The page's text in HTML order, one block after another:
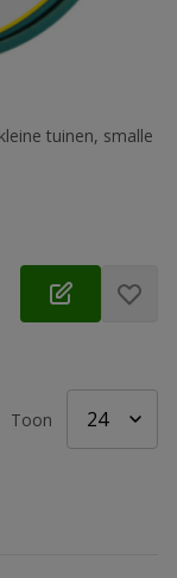
tuinen, smalle
Toon